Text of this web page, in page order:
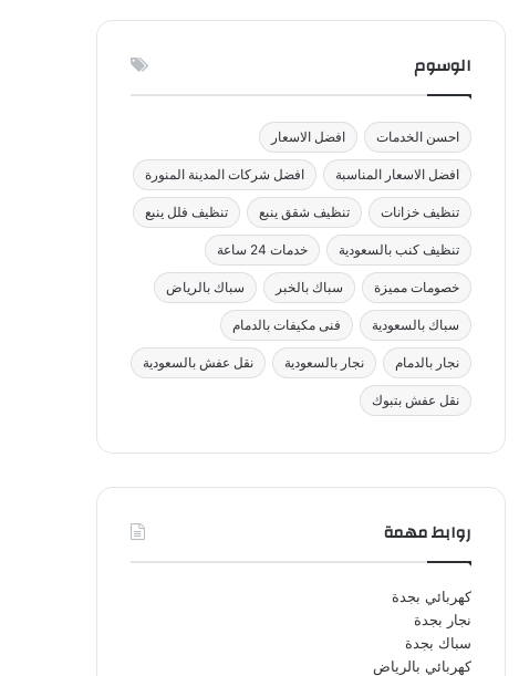
الوسوم
احسن الخدمات افضل الاسعار
افضل الاسعار المناسبة افضل شركات المدينة المنورة
تنظيف خزانات تنظيف شقق ينبع تنظيف فلل ينبع
تنظيف كنب بالسعودية خدمات 24 ساعة
خصومات مميزة سباك بالخبر سباك بالرياض
سباك بالسعودية فنى مكيفات بالدمام
نجار بالدمام نجار بالسعودية نقل عفش بالسعودية
نقل عفش بتبوك
روابط مهمة
كهربائي بجدة
نجار بجدة
سباك بجدة
كهربائي بالرياض